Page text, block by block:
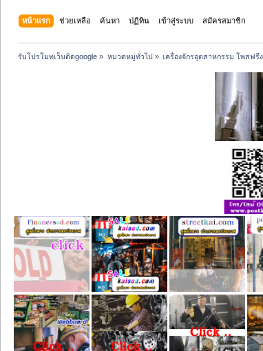
หน้าแรก ช่วยเหลือ ค้นหา ปฏิทิน เข้าสู่ระบบ สมัครสมาชิก
รับโปรโมทเว็บติดgoogle » หมวดหมู่ทั่วไป» เครื่องจักรอุตสาหกรรม โพสฟรี